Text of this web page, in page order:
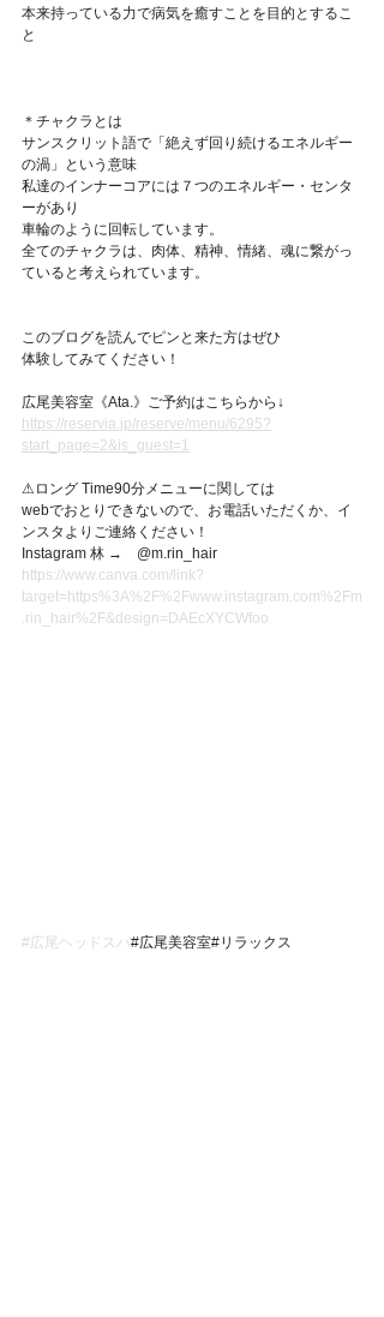
本来持っている力で病気を癒すことを目的とするこ
と
＊チャクラとは
サンスクリット語で「絶えず回り続けるエネルギー
の渦」という意味
私達のインナーコアには７つのエネルギー・センタ
ーがあり
車輪のように回転しています。
全てのチャクラは、肉体、精神、情緒、魂に繋がっ
ていると考えられています。
このブログを読んでピンと来た方はぜひ
体験してみてください！
広尾美容室《Ata.》ご予約はこちらから↓
https://reservia.jp/reserve/menu/6295?
start_page=2&is_guest=1
⚠︎ロング Time90分メニューに関しては
webでおとりできないので、お電話いただくか、イ
ンスタよりご連絡ください！
Instagram 林 →　@m.rin_hair
https://www.canva.com/link?
target=https%3A%2F%2Fwww.instagram.com%2Fm
.rin_hair%2F&design=DAEcXYCWfoo
#広尾ヘッドスパ#広尾美容室#リラックス